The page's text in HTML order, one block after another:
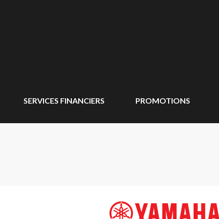
SERVICES FINANCIERS PROMOTIONS